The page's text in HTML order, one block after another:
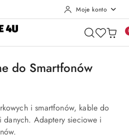
Moje konto
do Smartfonów
i smartfonów, kable do
danych. Adaptery sieciowe i